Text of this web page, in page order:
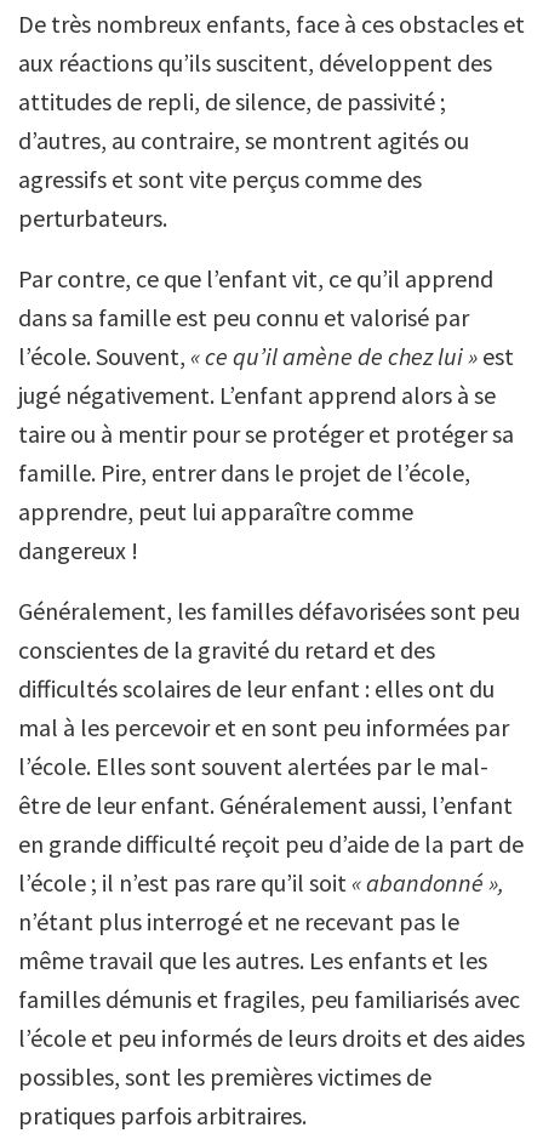
De très nombreux enfants, face à ces obstacles et
aux réactions qu’ils suscitent, développent des
attitudes de repli, de silence, de passivité ;
d’autres, au contraire, se montrent agités ou
agressifs et sont vite perçus comme des
perturbateurs.
Par contre, ce que l’enfant vit, ce qu’il apprend
dans sa famille est peu connu et valorisé par
l’école. Souvent, « ce qu’il amène de chez lui » est
jugé négativement. L’enfant apprend alors à se
taire ou à mentir pour se protéger et protéger sa
famille. Pire, entrer dans le projet de l’école,
apprendre, peut lui apparaître comme
dangereux !
Généralement, les familles défavorisées sont peu
conscientes de la gravité du retard et des
difficultés scolaires de leur enfant : elles ont du
mal à les percevoir et en sont peu informées par
l’école. Elles sont souvent alertées par le mal-
être de leur enfant. Généralement aussi, l’enfant
en grande difficulté reçoit peu d’aide de la part de
l’école ; il n’est pas rare qu’il soit « abandonné »,
n’étant plus interrogé et ne recevant pas le
même travail que les autres. Les enfants et les
familles démunis et fragiles, peu familiarisés avec
l’école et peu informés de leurs droits et des aides
possibles, sont les premières victimes de
pratiques parfois arbitraires.